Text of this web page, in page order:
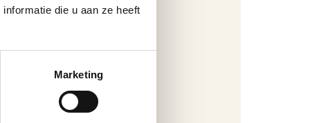
die u aan ze heeft
Marketing